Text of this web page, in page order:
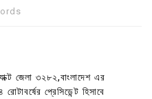
জেলা ৩২৮২,বাংলাদেশ এর
প্রেসিডেন্ট হিসাবে